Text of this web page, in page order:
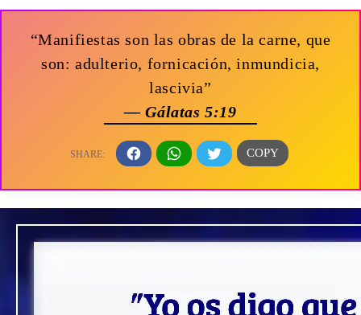
“Manifiestas son las obras de la carne, que
son: adulterio, fornicación, inmundicia,
lascivia”
— Gálatas 5:19